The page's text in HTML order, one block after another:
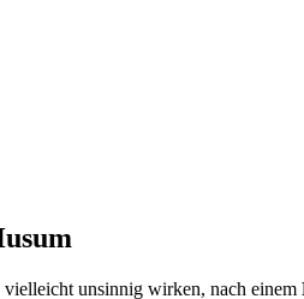
unsinnig wirken, nach einem